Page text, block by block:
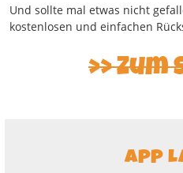
Und sollte mal etwas nicht
kostenlosen und einfachen
Zum
APP